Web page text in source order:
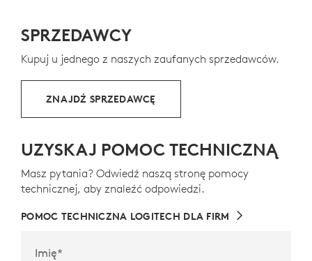
śladu węglowego.
INFORMACJE O PRZETWORZONYCH TWORZYWACH
SZTUCZNYCH
SPRZEDAWCY
Kupuj u jednego z naszych zaufanych sprzedawców.
ZNAJDŹ SPRZEDAWCĘ
UZYSKAJ POMOC TECHNICZNĄ
Masz pytania? Odwiedź naszą stronę pomocy
technicznej, aby znaleźć odpowiedzi.
POMOC TECHNICZNA LOGITECH DLA FIRM
Imię*